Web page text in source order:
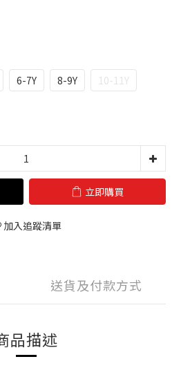
6-7Y 8-9Y
10-11Y
立即購買
加入追蹤清單
送貨及付款方式
品描述